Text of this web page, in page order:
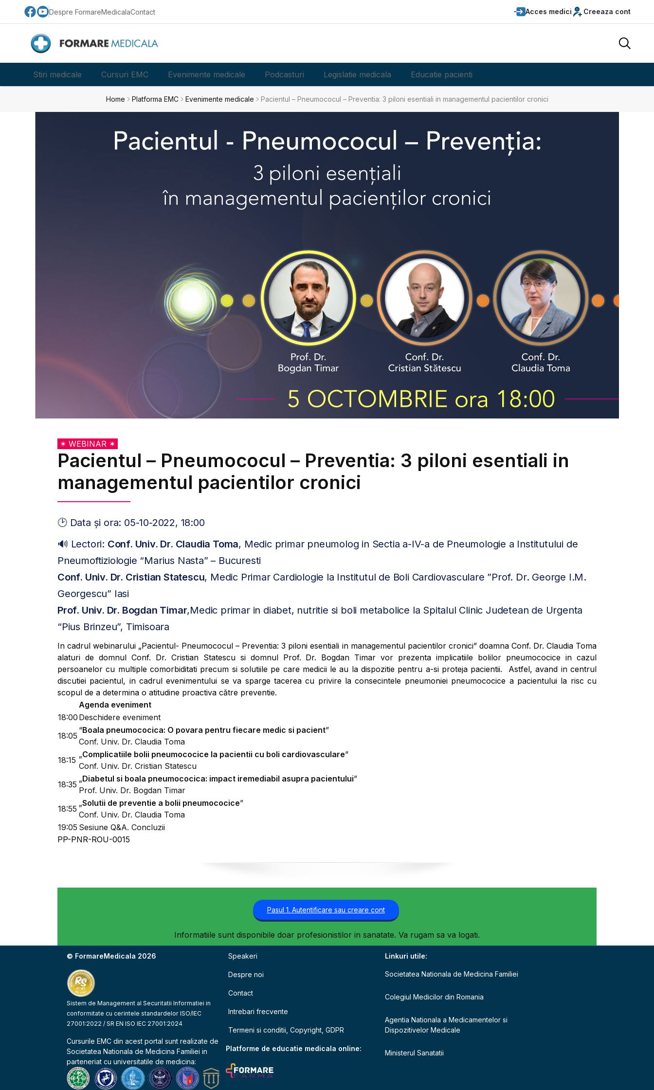
Despre FormareMedicalaContact Acces medici Creeaza cont
Stiri medicale Cursuri EMC Evenimente medicale Podcasturi Legislatie medicala Educatie pacienti
Home Platforma EMC Evenimente medicale Pacientul – Pneumococul – Preventia: 3 piloni esentiali in managementul pacientilor cronici
✶ WEBINAR ✶
Pacientul – Pneumococul – Preventia: 3 piloni esentiali in
managementul pacientilor cronici
🕑 Data și ora: 05-10-2022, 18:00
🔊 Lectori: Conf. Univ. Dr. Claudia Toma, Medic primar pneumolog in Sectia a-IV-a de Pneumologie a Institutului de
Pneumoftiziologie “Marius Nasta” – Bucuresti
Conf. Univ. Dr. Cristian Statescu, Medic Primar Cardiologie la Institutul de Boli Cardiovasculare ”Prof. Dr. George I.M.
Georgescu” Iasi
Prof. Univ. Dr. Bogdan Timar,Medic primar in diabet, nutritie si boli metabolice la Spitalul Clinic Judetean de Urgenta
“Pius Brinzeu”, Timisoara
In cadrul webinarului „Pacientul- Pneumococul – Preventia: 3 piloni esentiali in managementul pacientilor cronici” doamna Conf. Dr. Claudia Toma
alaturi de domnul Conf. Dr. Cristian Statescu si domnul Prof. Dr. Bogdan Timar vor prezenta implicatiile bolilor pneumococice in cazul
persoanelor cu multiple comorbiditati precum si solutiile pe care medicii le au la dispozitie pentru a-si proteja pacientii. Astfel, avand in centrul
discutiei pacientul, in cadrul evenimentului se va sparge tacerea cu privire la consecintele pneumoniei pneumococice a pacientului la risc cu
scopul de a determina o atitudine proactiva către preventie.
Agenda eveniment
18:00 Deschidere eveniment
18:05
“Boala pneumococica: O povara pentru fiecare medic si pacient”
Conf. Univ. Dr. Claudia Toma
18:15
„Complicatiile bolii pneumococice la pacientii cu boli cardiovasculare”
Conf. Univ. Dr. Cristian Statescu
18:35
„Diabetul si boala pneumococica: impact iremediabil asupra pacientului”
Prof. Univ. Dr. Bogdan Timar
18:55
„Solutii de preventie a bolii pneumococice”
Conf. Univ. Dr. Claudia Toma
19:05 Sesiune Q&A. Concluzii
PP-PNR-ROU-0015
Pasul 1. Autentificare sau creare cont
Informatiile sunt disponibile doar profesionistilor in sanatate. Va rugam sa va logati.
© FormareMedicala 2026
Sistem de Management al Securitatii Informatiei in
conformitate cu cerintele standardelor ISO/IEC
27001:2022 / SR EN ISO IEC 27001:2024
Cursurile EMC din acest portal sunt realizate de
Societatea Nationala de Medicina Familiei in
parteneriat cu universitatile de medicina:
Speakeri
Despre noi
Contact
Intrebari frecvente
Termeni si conditii, Copyright, GDPR
Platforme de educatie medicala online:
Linkuri utile:
Societatea Nationala de Medicina Familiei
Colegiul Medicilor din Romania
Agentia Nationala a Medicamentelor si
Dispozitivelor Medicale
Ministerul Sanatatii